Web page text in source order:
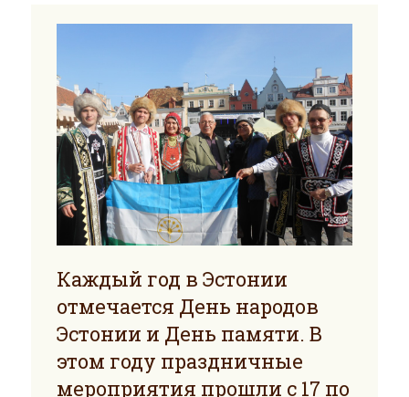
Каждый год в Эстонии
отмечается День народов
Эстонии и День памяти. В
этом году праздничные
мероприятия прошли с 17 по